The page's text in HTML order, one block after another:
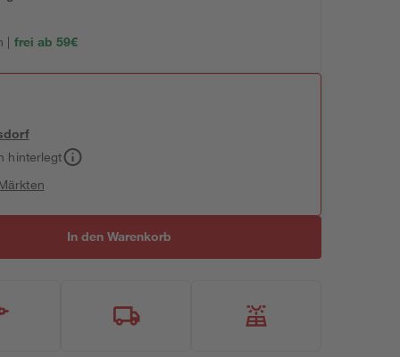
| frei ab 59€
hinterlegt
In den Warenkorb